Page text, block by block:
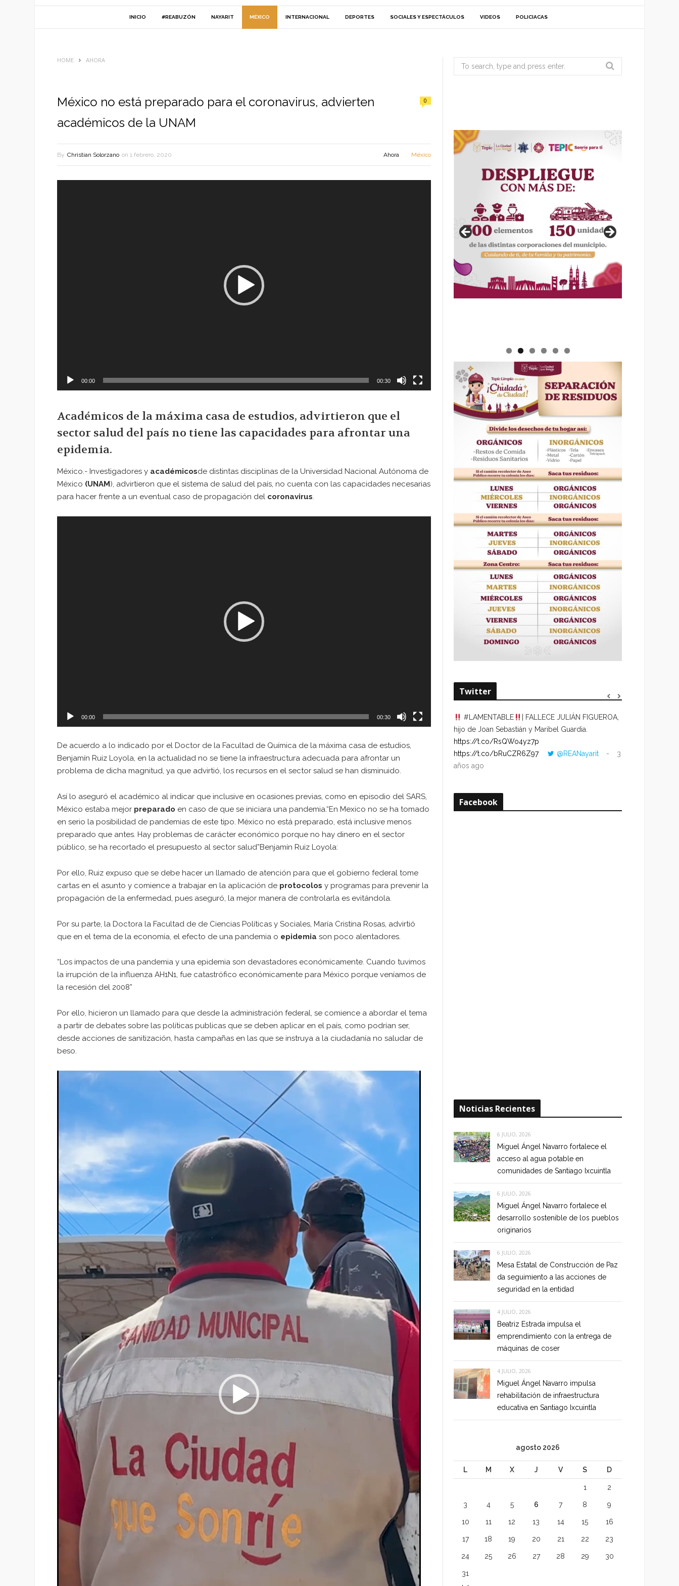
INICIO #REABUZÓN NAYARIT MÉXICO INTERNACIONAL DEPORTES SOCIALES Y ESPECTÁCULOS VIDEOS POLICIACAS
HOME AHORA
México no está preparado para el coronavirus, advierten
académicos de la UNAM
0
By Christian Solorzano on 1 febrero, 2020 Ahora México
00:00 00:30
Académicos de la máxima casa de estudios, advirtieron que el
sector salud del país no tiene las capacidades para afrontar una
epidemia.
México.- Investigadores y académicosde distintas disciplinas de la Universidad Nacional Autónoma de
México (UNAM), advirtieron que el sistema de salud del país, no cuenta con las capacidades necesarias
para hacer frente a un eventual caso de propagación del coronavirus.
00:00 00:30
De acuerdo a lo indicado por el Doctor de la Facultad de Química de la máxima casa de estudios,
Benjamín Ruiz Loyola, en la actualidad no se tiene la infraestructura adecuada para afrontar un
problema de dicha magnitud, ya que advirtió, los recursos en el sector salud se han disminuido.
Así lo aseguró el académico al indicar que inclusive en ocasiones previas, como en episodio del SARS,
México estaba mejor preparado en caso de que se iniciara una pandemia.“En Mexico no se ha tomado
en serio la posibilidad de pandemias de este tipo. México no está preparado, está inclusive menos
preparado que antes. Hay problemas de carácter económico porque no hay dinero en el sector
público, se ha recortado el presupuesto al sector salud”Benjamín Ruiz Loyola:
Por ello, Ruiz expuso que se debe hacer un llamado de atención para que el gobierno federal tome
cartas en el asunto y comience a trabajar en la aplicación de protocolos y programas para prevenir la
propagación de la enfermedad, pues aseguró, la mejor manera de controlarla es evitándola.
Por su parte, la Doctora la Facultad de de Ciencias Políticas y Sociales, María Cristina Rosas, advirtió
que en el tema de la economía, el efecto de una pandemia o epidemia son poco alentadores.
“Los impactos de una pandemia y una epidemia son devastadores económicamente. Cuando tuvimos
la irrupción de la influenza AH1N1, fue catastrófico económicamente para México porque veníamos de
la recesión del 2008”
Por ello, hicieron un llamado para que desde la administración federal, se comience a abordar el tema
a partir de debates sobre las políticas publicas que se deben aplicar en el país, como podrían ser,
desde acciones de sanitización, hasta campañas en las que se instruya a la ciudadanía no saludar de
beso.
Reproductor
Search
for:
Twitter
#LAMENTABLE
| FALLECE JULIÁN FIGUEROA,
hijo de Joan Sebastián y Maribel Guardia.
https://t.co/RsQWo4yz7p
https://t.co/bRuCZR6Z97
@REANayarit
3
años ago
Facebook
Noticias Recientes
6 JULIO, 2026
Miguel Ángel Navarro fortalece el
acceso al agua potable en
comunidades de Santiago Ixcuintla
6 JULIO, 2026
Miguel Ángel Navarro fortalece el
desarrollo sostenible de los pueblos
originarios
6 JULIO, 2026
Mesa Estatal de Construcción de Paz
da seguimiento a las acciones de
seguridad en la entidad
4 JULIO, 2026
Beatriz Estrada impulsa el
emprendimiento con la entrega de
máquinas de coser
4 JULIO, 2026
Miguel Ángel Navarro impulsa
rehabilitación de infraestructura
educativa en Santiago Ixcuintla
agosto 2026
L M X J V S D
1 2
3 4 5 6 7 8 9
10 11 12 13 14 15 16
17 18 19 20 21 22 23
24 25 26 27 28 29 30
31